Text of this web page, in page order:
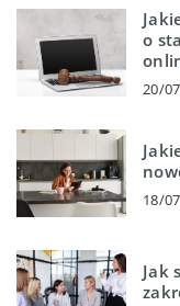
o
20/
18/
Jak